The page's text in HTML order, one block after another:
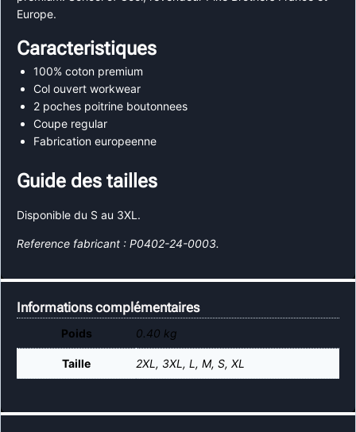
Europe.
Caracteristiques
100% coton premium
Col ouvert workwear
2 poches poitrine boutonnees
Coupe regular
Fabrication europeenne
Guide des tailles
Disponible du S au 3XL.
Reference fabricant : P0402-24-0003.
Informations complémentaires
Poids 0.40 kg
Taille 2XL , 3XL , L , M, S, XL